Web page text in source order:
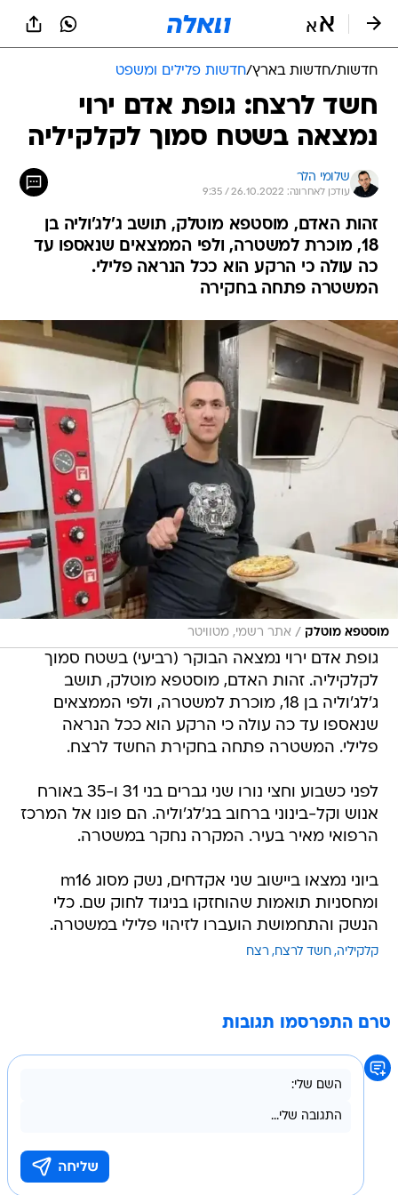
חדשות/חדשות בארץ/חדשות פלילים ומשפט
חשד לרצח: גופת אדם ירוי
נמצאה בשטח סמוך לקלקיליה
שלומי הלר
עודכן לאחרונה: 26.10.2022 / 9:35
זהות האדם, מוסטפא מוטלק, תושב ג'לג'וליה בן
18, מוכרת למשטרה, ולפי הממצאים שנאספו עד
כה עולה כי הרקע הוא ככל הנראה פלילי.
המשטרה פתחה בחקירה
מוסטפא מוטלק / אתר רשמי, מטוויטר
גופת אדם ירוי נמצאה הבוקר (רביעי) בשטח סמוך
לקלקיליה. זהות האדם, מוסטפא מוטלק, תושב
ג'לג'וליה בן 18, מוכרת למשטרה, ולפי הממצאים
שנאספו עד כה עולה כי הרקע הוא ככל הנראה
פלילי. המשטרה פתחה בחקירת החשד לרצח.
לפני כשבוע וחצי נורו שני גברים בני 31 ו-35 באורח
אנוש וקל-בינוני ברחוב בג'לג'וליה. הם פונו אל המרכז
הרפואי מאיר בעיר. המקרה נחקר במשטרה.
ביוני נמצאו ביישוב שני אקדחים, נשק מסוג m16
ומחסניות תואמות שהוחזקו בניגוד לחוק שם. כלי
הנשק והתחמושת הועברו לזיהוי פלילי במשטרה.
קלקיליה חשד לרצח רצח
טרם התפרסמו תגובות